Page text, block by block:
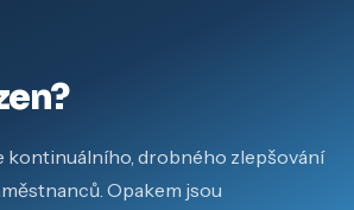
kontinuálního, drobného zlepšování
Opakem jsou